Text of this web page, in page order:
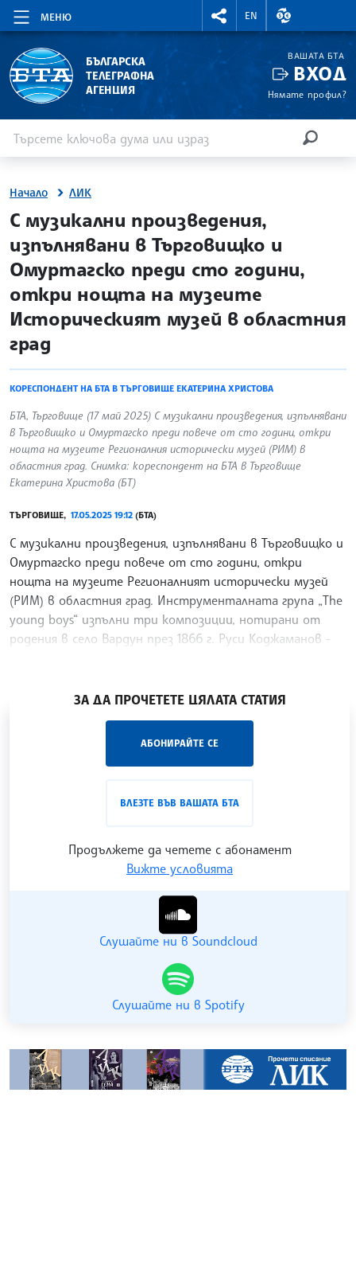
МЕНЮ
RIGHTMENU.SOCIAL
EN
ВАЛУТНИ
БЪЛГАРСКА
ТЕЛЕГРАФНА
АГЕНЦИЯ
ВАШАТА БТА
ВХОД
Нямате профил?
Начало ЛИК
site.bta
С музикални произведения,
изпълнявани в Търговищко и
Омуртагско преди сто години,
откри нощта на музеите
Историческият музей в областния
град
КОРЕСПОНДЕНТ НА БТА В ТЪРГОВИЩЕ ЕКАТЕРИНА ХРИСТОВА
БТА, Търговище (17 май 2025) С музикални произведения, изпълнявани
в Търговищко и Омуртагско преди повече от сто години, откри
нощта на музеите Регионалния исторически музей (РИМ) в
областния град. Снимка: кореспондент на БТА в Търговище
Екатерина Христова (БТ)
ТЪРГОВИЩЕ, 17.05.2025 19:12 (БТА)
С музикални произведения, изпълнявани в Търговищко и
Омуртагско преди повече от сто години, откри
нощта на музеите Регионалният исторически музей
(РИМ) в областния град. Инструменталната група „The
young boys“ изпълни три композиции, нотирани от
родения в село Вардун през 1866 г. Руси Коджаманов -
ЗА ДА ПРОЧЕТЕТЕ ЦЯЛАТА СТАТИЯ
АБОНИРАЙТЕ СЕ
ВЛЕЗТЕ ВЪВ ВАШАТА БТА
Продължете да четете с абонамент
Вижте условията
„Час ЛИК“ на БТА е мястото за срещи отблизо с
Гледайте ни в YouTube
Слушайте ни в Soundcloud
Слушайте ни в Spotify